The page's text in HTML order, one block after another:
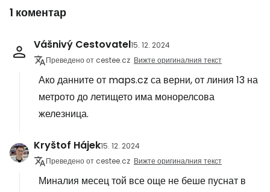
1 коментар
Vášnivý Cestovatel15. 12. 2024
Преведено от cestee.cz Вижте оригиналния текст
Ако данните от maps.cz са верни, от линия 13 на
метрото до летището има монорелсова
железница.
Kryštof Hájek15. 12. 2024
Преведено от cestee.cz Вижте оригиналния текст
Миналия месец той все още не беше пуснат в